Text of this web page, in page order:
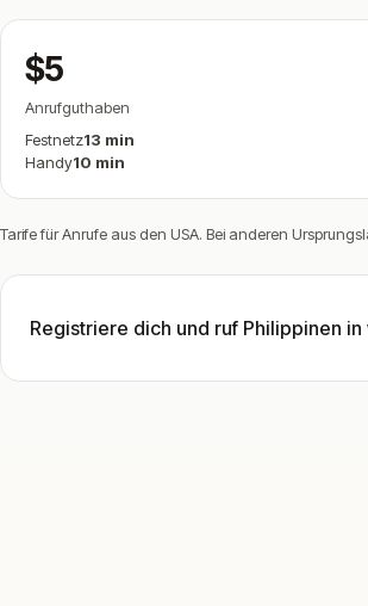
$5
Anrufguthaben
Festnetz13 min
Handy10 min
Tarife für Anrufe aus den USA. Bei anderen
Registriere dich und ruf Philippinen